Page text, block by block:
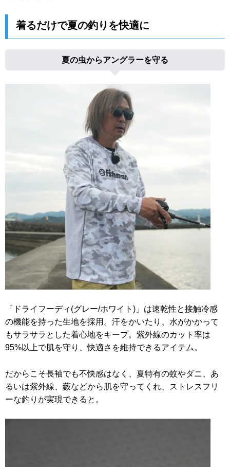
着るだけで夏の釣りを快適に
夏の虫からアングラーを守る
「ドライフーディ(グレー/ホワイト)」は速乾性と接触冷感
の機能を持った生地を採用。汗をかいたり、水がかかって
もサラサラとした着心地をキープ。紫外線のカット率は
95%以上で肌を守り、快適さを維持できるアイテム。
だからこそ長袖でも不快感はなく、夏特有の蚊やダニ、あ
るいは紫外線、藪などから肌を守ってくれ、ストレスフリ
ーな釣りが実現できると。